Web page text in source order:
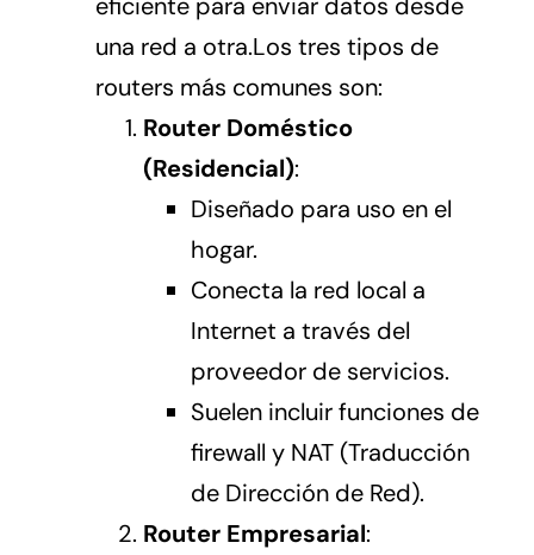
una red a otra.Los tres tipos de
routers más comunes son:
Router Doméstico
(Residencial):
Diseñado para uso en el
hogar.
Conecta la red local a
Internet a través del
proveedor de servicios.
Suelen incluir funciones de
firewall y NAT (Traducción
de Dirección de Red).
Router Empresarial: